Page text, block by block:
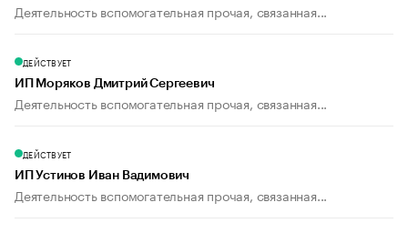
Деятельность вспомогательная прочая, связанная...
ДЕЙСТВУЕТ
ИП Моряков Дмитрий Сергеевич
Деятельность вспомогательная прочая, связанная...
ДЕЙСТВУЕТ
ИП Устинов Иван Вадимович
Деятельность вспомогательная прочая, связанная...